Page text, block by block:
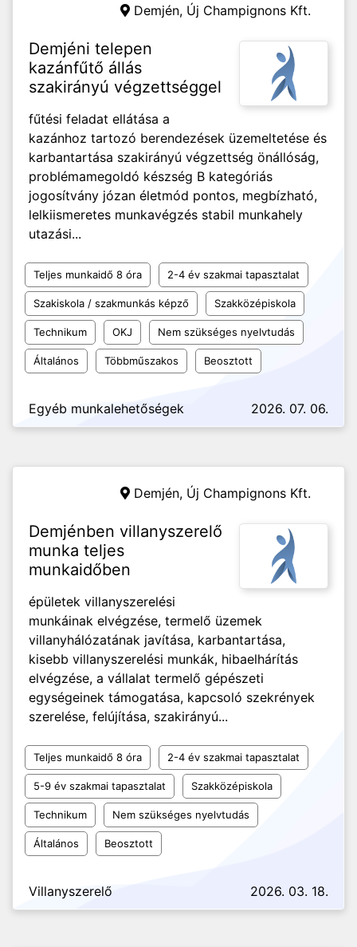
Demjén, Új Champignons Kft.
Demjéni telepen
kazánfűtő állás
szakirányú végzettséggel
fűtési feladat ellátása a
kazánhoz tartozó berendezések üzemeltetése és
karbantartása szakirányú végzettség önállóság,
problémamegoldó készség B kategóriás
jogosítvány józan életmód pontos, megbízható,
lelkiismeretes munkavégzés stabil munkahely
utazási...
Teljes munkaidő 8 óra 2-4 év szakmai tapasztalat
Szakiskola / szakmunkás képző Szakközépiskola
Technikum OKJ Nem szükséges nyelvtudás
Általános Többműszakos Beosztott
Egyéb munkalehetőségek 2026. 07. 06.
Demjén, Új Champignons Kft.
Demjénben villanyszerelő
munka teljes
munkaidőben
épületek villanyszerelési
munkáinak elvégzése, termelő üzemek
villanyhálózatának javítása, karbantartása,
kisebb villanyszerelési munkák, hibaelhárítás
elvégzése, a vállalat termelő gépészeti
egységeinek támogatása, kapcsoló szekrények
szerelése, felújítása, szakirányú...
Teljes munkaidő 8 óra 2-4 év szakmai tapasztalat
5-9 év szakmai tapasztalat Szakközépiskola
Technikum Nem szükséges nyelvtudás
Általános Beosztott
Villanyszerelő 2026. 03. 18.